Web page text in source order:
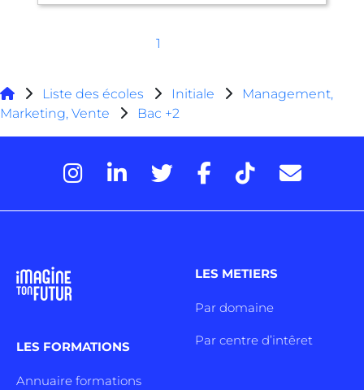
1
Liste des écoles Initiale
Management,
Marketing, Vente
Bac +2
LES FORMATIONS
Annuaire formations
LES METIERS
Par domaine
Par centre d’intêret